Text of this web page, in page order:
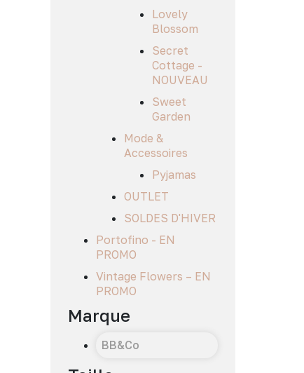
Lovely
Blossom
Secret
Cottage -
NOUVEAU
Sweet
Garden
Mode &
Accessoires
Pyjamas
OUTLET
SOLDES D'HIVER
Portofino - EN
PROMO
Vintage Flowers – EN
PROMO
Marque
BB&Co